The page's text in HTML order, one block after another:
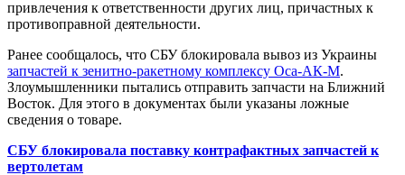
привлечения к ответственности других лиц, причастных к
противоправной деятельности.
Ранее сообщалось, что СБУ блокировала вывоз из Украины
запчастей к зенитно-ракетному комплексу Оса-АК-М.
Злоумышленники пытались отправить запчасти на Ближний
Восток. Для этого в документах были указаны ложные
сведения о товаре.
СБУ блокировала поставку контрафактных запчастей к
вертолетам